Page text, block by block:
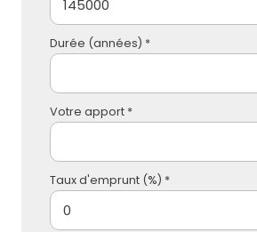
Durée (années) *
Votre apport *
Taux d'emprunt (%) *